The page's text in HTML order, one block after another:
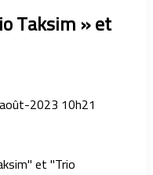
Taksim » et
2023 10h21